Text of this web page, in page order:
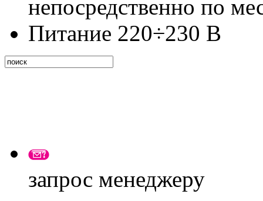
непосредственно по
Питание 220÷230 В
запрос менеджеру